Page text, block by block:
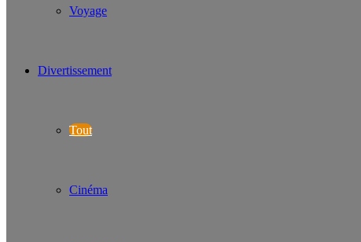
Voyage
Divertissement
Tout
Cinéma